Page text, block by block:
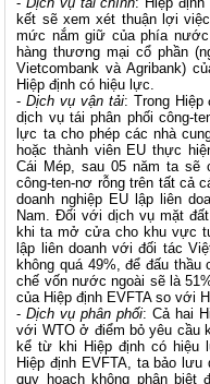
kết sẽ xem xét thuận lợi
mức nắm giữ của phía nước
hàng thương mại cổ phần
Vietcombank và Agribank)
Hiệp định có hiệu lực.
-Dịch vụ vận tải: Trong Hiệp
dịch vụ tái phân phối công-
lực ta cho phép các nhà
hoặc thành viên EU thực
Cái Mép, sau 05 năm ta sẽ
công-ten-nơ rỗng trên tất cả
doanh nghiệp EU lập liên
Nam. Đối với dịch vụ mặt
khi ta mở cửa cho khu vực
lập liên doanh với đối tác
không quá 49%, để đấu
chế vốn nước ngoài sẽ là
của Hiệp định EVFTA so với
-Dịch vụ phân phối: Cả hai
với WTO ở điểm bỏ yêu cầu
kể từ khi Hiệp định có hiệu
Hiệp định EVFTA, ta bảo lưu
quy hoạch không phân